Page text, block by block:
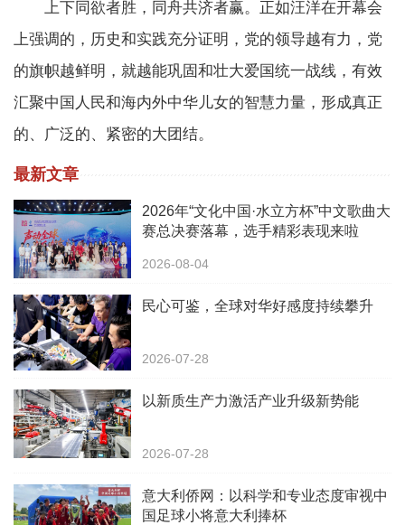
上下同欲者胜，同舟共济者赢。正如汪洋在开幕会
上强调的，历史和实践充分证明，党的领导越有力，党
的旗帜越鲜明，就越能巩固和壮大爱国统一战线，有效
汇聚中国人民和海内外中华儿女的智慧力量，形成真正
的、广泛的、紧密的大团结。
最新文章
2026年“文化中国·水立方杯”中文歌曲大
赛总决赛落幕，选手精彩表现来啦
2026-08-04
民心可鉴，全球对华好感度持续攀升
2026-07-28
以新质生产力激活产业升级新势能
2026-07-28
意大利侨网：以科学和专业态度审视中
国足球小将意大利捧杯